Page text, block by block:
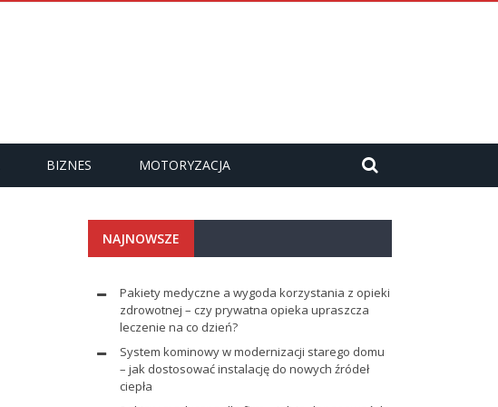
BIZNES MOTORYZACJA
NAJNOWSZE
Pakiety medyczne a wygoda korzystania z opieki
zdrowotnej – czy prywatna opieka upraszcza
leczenie na co dzień?
System kominowy w modernizacji starego domu
– jak dostosować instalację do nowych źródeł
ciepła